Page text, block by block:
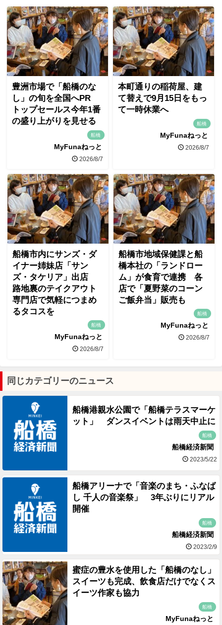
豊洲市場で「船橋のな
し」の旬を全国へPR
トップセールス今年1番
の盛り上がりを見せる
船橋
MyFunaねっと
2026/8/7
本町通りの稲荷屋、建
て替えで9月15日をもっ
て一時休業へ
船橋
MyFunaねっと
2026/8/7
船橋市内にサンズ・ダ
イナー姉妹店「サン
ズ・タケリア」出店
路地裏のテイクアウト
専門店で気軽につまめ
るタコスを
船橋
MyFunaねっと
2026/8/7
船橋市地域保健課と船
橋本社の「ランドロー
ム」が食育で連携 各
店で「夏野菜のコーン
ご飯弁当」販売も
船橋
MyFunaねっと
2026/8/7
同じカテゴリーのニュース
船橋港親水公園で「船橋テラスマーケ
ット」 ダンスイベントは雨天中止に
船橋
船橋経済新聞
2023/5/22
船橋アリーナで「音楽のまち・ふなば
し 千人の音楽祭」 3年ぶりにリアル
開催
船橋
船橋経済新聞
2023/2/9
蜜症の豊水を使用した「船橋のなし」
スイーツも完成、飲食店だけでなくス
イーツ作家も協力
船橋
MyFunaねっと